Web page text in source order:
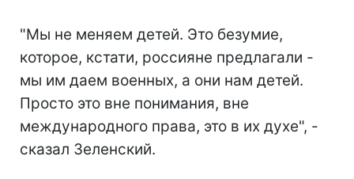
"Мы не меняем детей. Это безумие,
которое, кстати, россияне предлагали -
мы им даем военных, а они нам детей.
Просто это вне понимания, вне
международного права, это в их духе", -
сказал Зеленский.